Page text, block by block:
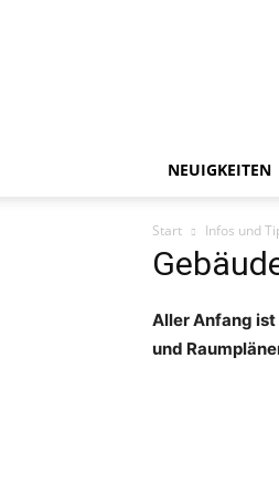
NEUIGKEITEN
Start Infos und
Aller Anfang ist
und